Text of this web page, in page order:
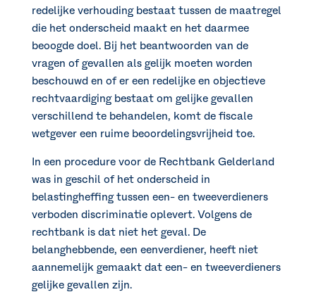
redelijke verhouding bestaat tussen de maatregel
die het onderscheid maakt en het daarmee
beoogde doel. Bij het beantwoorden van de
vragen of gevallen als gelijk moeten worden
beschouwd en of er een redelijke en objectieve
rechtvaardiging bestaat om gelijke gevallen
verschillend te behandelen, komt de fiscale
wetgever een ruime beoordelingsvrijheid toe.
In een procedure voor de Rechtbank Gelderland
was in geschil of het onderscheid in
belastingheffing tussen een- en tweeverdieners
verboden discriminatie oplevert. Volgens de
rechtbank is dat niet het geval. De
belanghebbende, een eenverdiener, heeft niet
aannemelijk gemaakt dat een- en tweeverdieners
gelijke gevallen zijn.